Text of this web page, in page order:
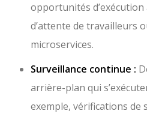
opportunités
d’attente de travailleurs
microservices.
Surveillance continue :
arrière-plan qui
exemple, vérifications de